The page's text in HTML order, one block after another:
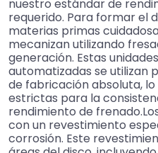
nuestro estándar de
requerido. Para formar el
materias primas
mecanizan utilizando
generación. Estas
automatizadas se utilizan
de fabricación absoluta,
estrictas para la
rendimiento de
con un revestimiento
corrosión. Este